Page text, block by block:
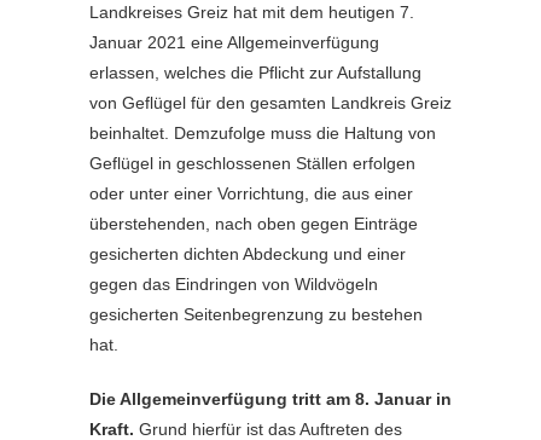
Landkreises Greiz hat mit dem heutigen 7.
Januar 2021 eine Allgemeinverfügung
erlassen, welches die Pflicht zur Aufstallung
von Geflügel für den gesamten Landkreis Greiz
beinhaltet. Demzufolge muss die Haltung von
Geflügel in geschlossenen Ställen erfolgen
oder unter einer Vorrichtung, die aus einer
überstehenden, nach oben gegen Einträge
gesicherten dichten Abdeckung und einer
gegen das Eindringen von Wildvögeln
gesicherten Seitenbegrenzung zu bestehen
hat.
Die Allgemeinverfügung tritt am 8. Januar in
Kraft. Grund hierfür ist das Auftreten des